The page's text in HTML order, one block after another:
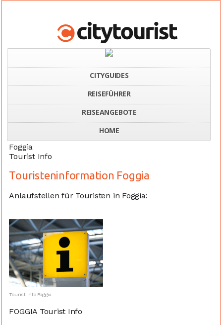
CITYGUIDES
REISEFÜHRER
REISEANGEBOTE
HOME
Touristeninformation Foggia
Foggia
Tourist Info
Touristeninformation Foggia
Anlaufstellen für Touristen in Foggia:
Tourist Info Foggia
FOGGIA Tourist Info